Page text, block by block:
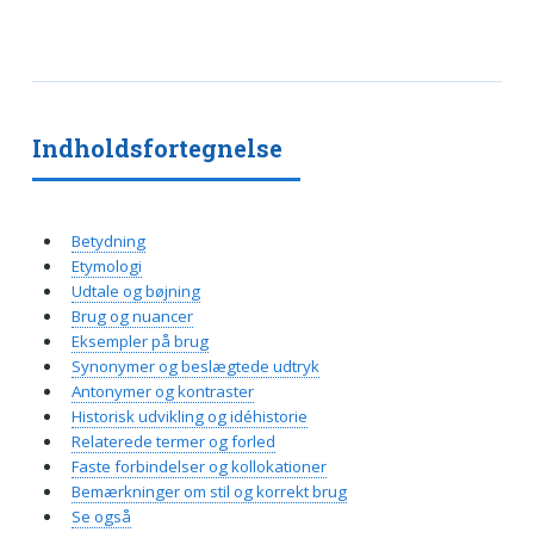
Indholdsfortegnelse
Betydning
Etymologi
Udtale og bøjning
Brug og nuancer
Eksempler på brug
Synonymer og beslægtede udtryk
Antonymer og kontraster
Historisk udvikling og idéhistorie
Relaterede termer og forled
Faste forbindelser og kollokationer
Bemærkninger om stil og korrekt brug
Se også